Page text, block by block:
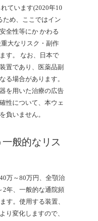
ています(2020年10
ため、ここではイン
全性等にか かわる
大なリスク・副作
す。
なお、日本で
置であり、医薬品副
る場合があります。
を用いた治療の広告
性について、本ウェ
負いません。
般的なリス
万～80万円、全顎治
2年、一般的な通院頻
す。使用する装置、
り変化しますので、